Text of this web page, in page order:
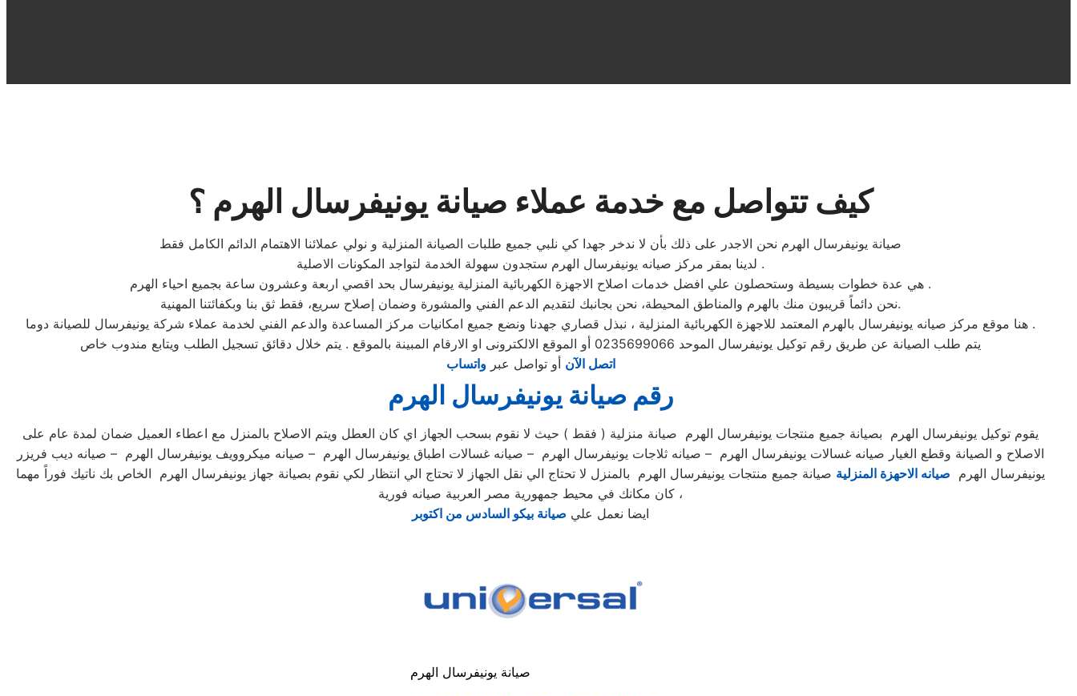
كيف تتواصل مع خدمة عملاء صيانة يونيفرسال الهرم ؟
صيانة يونيفرسال الهرم نحن الاجدر على ذلك بأن لا ندخر جهدا كي نلبي جميع طلبات الصيانة المنزلية و نولي عملائنا الاهتمام الدائم الكامل فقط
لدينا بمقر مركز صيانه يونيفرسال الهرم ستجدون سهولة الخدمة لتواجد المكونات الاصلية .
هي عدة خطوات بسيطة وستحصلون علي افضل خدمات اصلاح الاجهزة الكهربائية المنزلية يونيفرسال بحد اقصي اربعة وعشرون ساعة بجميع احياء الهرم .
نحن دائماً قريبون منك بالهرم والمناطق المحيطة، نحن بجانبك لتقديم الدعم الفني والمشورة وضمان إصلاح سريع، فقط ثق بنا وبكفائتنا المهنية.
هنا موقع مركز صيانه يونيفرسال بالهرم المعتمد للاجهزة الكهربائية المنزلية ، نبذل قصاري جهدنا ونضع جميع امكانيات مركز المساعدة والدعم الفني لخدمة عملاء شركة يونيفرسال للصيانة دوما .
يتم طلب الصيانة عن طريق رقم توكيل يونيفرسال الموحد 0235699066 أو الموقع الالكترونى او الارقام المبينة بالموقع . يتم خلال دقائق تسجيل الطلب ويتابع مندوب خاص
اتصل الآن أو تواصل عبرواتساب
رقم صيانة يونيفرسال الهرم
يقوم توكيل يونيفرسال الهرم بصيانة جميع منتجات يونيفرسال الهرم صيانة منزلية ( فقط ) حيث لا نقوم بسحب الجهاز اي كان العطل ويتم الاصلاح بالمنزل مع اعطاء العميل ضمان لمدة عام على
الاصلاح و الصيانة وقطع الغيار صيانه غسالات يونيفرسال الهرم – صيانه ثلاجات يونيفرسال الهرم – صيانه غسالات اطباق يونيفرسال الهرم – صيانه ميكروويف يونيفرسال الهرم – صيانه ديب فريزر
يونيفرسال الهرم صيانه الاحهزة المنزلية صيانة جميع منتجات يونيفرسال الهرم بالمنزل لا تحتاج الي نقل الجهاز لا تحتاج الي انتظار لكي نقوم بصيانة جهاز يونيفرسال الهرم الخاص بك ناتيك فوراً مهما
كان مكانك في محيط جمهورية مصر العربية صيانه فورية ،
ايضا نعمل علي صيانة بيكو السادس من اكتوبر
صيانة يونيفرسال الهرم